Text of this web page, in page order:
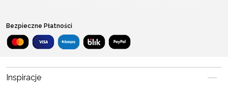
Bezpieczne Płatności
Inspiracje